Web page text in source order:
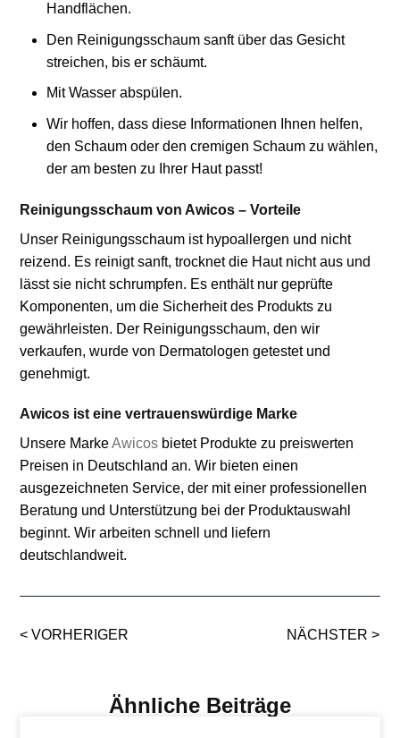
Handflächen.
Den Reinigungsschaum sanft über das Gesicht
streichen, bis er schäumt.
Mit Wasser abspülen.
Wir hoffen, dass diese Informationen Ihnen helfen,
den Schaum oder den cremigen Schaum zu wählen,
der am besten zu Ihrer Haut passt!
Reinigungsschaum von Awicos – Vorteile
Unser Reinigungsschaum ist hypoallergen und nicht
reizend. Es reinigt sanft, trocknet die Haut nicht aus und
lässt sie nicht schrumpfen. Es enthält nur geprüfte
Komponenten, um die Sicherheit des Produkts zu
gewährleisten. Der Reinigungsschaum, den wir
verkaufen, wurde von Dermatologen getestet und
genehmigt.
Awicos ist eine vertrauenswürdige Marke
Unsere MarkeAwicos bietet Produkte zu preiswerten
Preisen in Deutschland an. Wir bieten einen
ausgezeichneten Service, der mit einer professionellen
Beratung und Unterstützung bei der Produktauswahl
beginnt. Wir arbeiten schnell und liefern
deutschlandweit.
< VORHERIGER NÄCHSTER >
Ähnliche Beiträge